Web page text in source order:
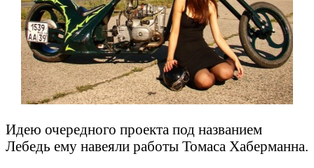
Идею очередного проекта под названием
Лебедь ему навеяли работы Томаса Хаберманна.